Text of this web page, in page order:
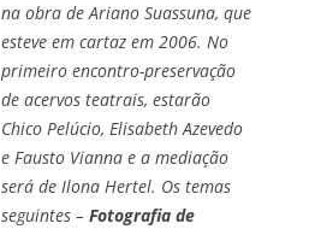
na obra de Ariano Suassuna, que
esteve em cartaz em 2006. No
primeiro encontro-preservação
de acervos teatrais, estarão
Chico Pelúcio, Elisabeth Azevedo
e Fausto Vianna e a mediação
será de Ilona Hertel. Os temas
seguintes – Fotografia de